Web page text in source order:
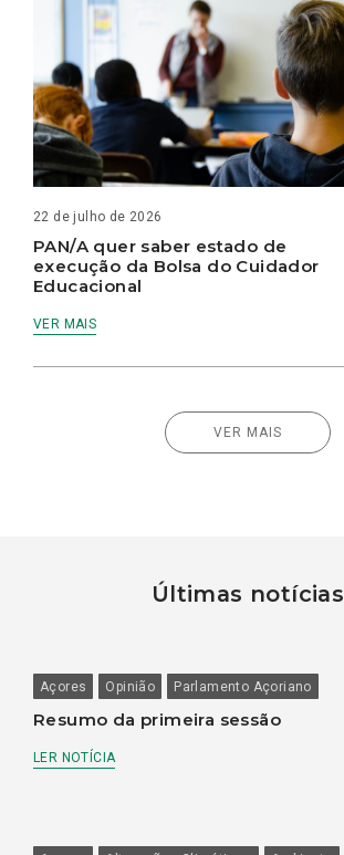
22 de julho de 2026
PAN/A quer saber estado de
execução da Bolsa do Cuidador
Educacional
VER MAIS
VER MAIS
Últimas notícias
Açores Opinião Parlamento Açoriano
Resumo da primeira sessão
LER NOTÍCIA